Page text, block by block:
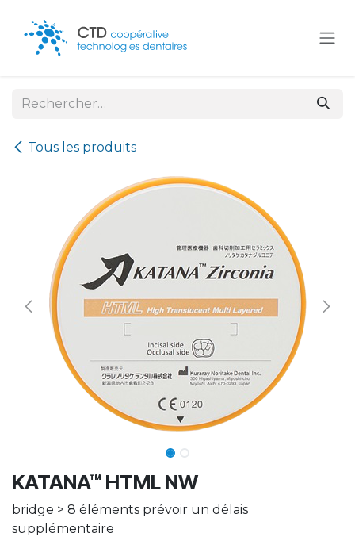
Tous les produits
KATANA™ HTML NW
bridge > 8 éléments prévoir un délais
supplémentaire